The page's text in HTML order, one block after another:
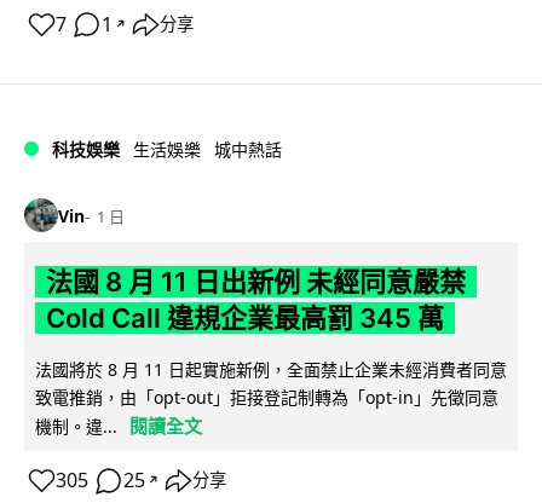
7 1 ↗ 分享
科技娛樂 生活娛樂 城中熱話
Vin 1 日
法國 8 月 11 日出新例 未經同意嚴禁
Cold Call 違規企業最高罰 345 萬
法國將於 8 月 11 日起實施新例，全面禁止企業未經消費者同意
致電推銷，由「opt-out」拒接登記制轉為「opt-in」先徵同意
機制。違...
閱讀全文
305 25 ↗ 分享